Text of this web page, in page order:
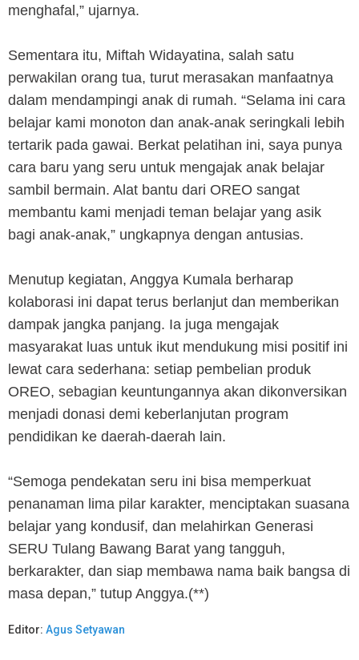
menghafal,” ujarnya.
Sementara itu, Miftah Widayatina, salah satu
perwakilan orang tua, turut merasakan manfaatnya
dalam mendampingi anak di rumah. “Selama ini cara
belajar kami monoton dan anak-anak seringkali lebih
tertarik pada gawai. Berkat pelatihan ini, saya punya
cara baru yang seru untuk mengajak anak belajar
sambil bermain. Alat bantu dari OREO sangat
membantu kami menjadi teman belajar yang asik
bagi anak-anak,” ungkapnya dengan antusias.
Menutup kegiatan, Anggya Kumala berharap
kolaborasi ini dapat terus berlanjut dan memberikan
dampak jangka panjang. Ia juga mengajak
masyarakat luas untuk ikut mendukung misi positif ini
lewat cara sederhana: setiap pembelian produk
OREO, sebagian keuntungannya akan dikonversikan
menjadi donasi demi keberlanjutan program
pendidikan ke daerah-daerah lain.
“Semoga pendekatan seru ini bisa memperkuat
penanaman lima pilar karakter, menciptakan suasana
belajar yang kondusif, dan melahirkan Generasi
SERU Tulang Bawang Barat yang tangguh,
berkarakter, dan siap membawa nama baik bangsa di
masa depan,” tutup Anggya.(**)
Editor: Agus Setyawan